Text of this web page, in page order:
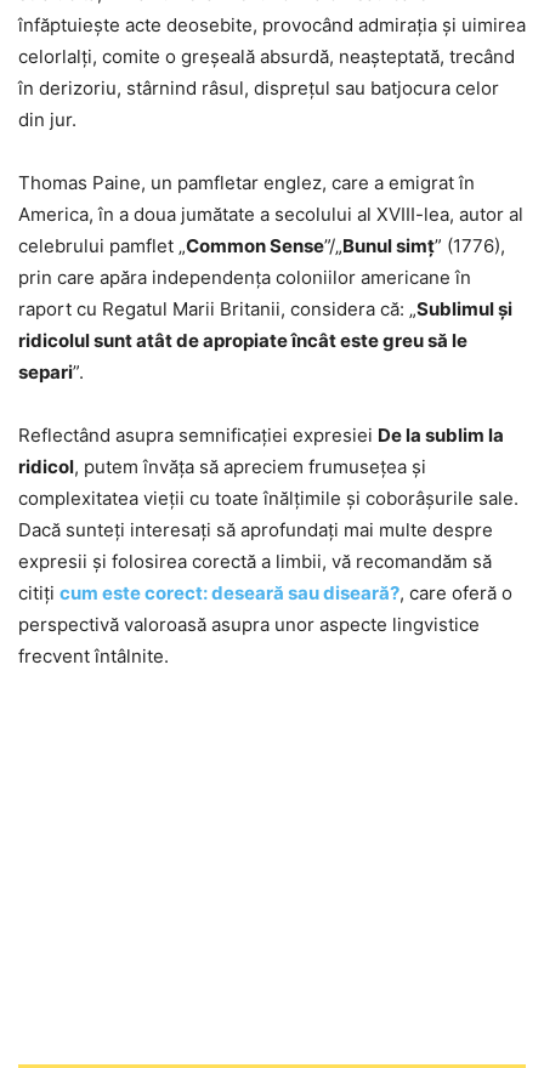
înfăptuiește acte deosebite, provocând admirația și uimirea
celorlalți, comite o greșeală absurdă, neașteptată, trecând
în derizoriu, stârnind râsul, disprețul sau batjocura celor
din jur.
Thomas Paine, un pamfletar englez, care a emigrat în
America, în a doua jumătate a secolului al XVIII-lea, autor al
celebrului pamflet „Common Sense”/„Bunul simț” (1776),
prin care apăra independența coloniilor americane în
raport cu Regatul Marii Britanii, considera că: „Sublimul și
ridicolul sunt atât de apropiate încât este greu să le
separi”.
Reflectând asupra semnificației expresiei De la sublim la
ridicol, putem învăța să apreciem frumusețea și
complexitatea vieții cu toate înălțimile și coborâșurile sale.
Dacă sunteți interesați să aprofundați mai multe despre
expresii și folosirea corectă a limbii, vă recomandăm să
citiți cum este corect: deseară sau diseară?, care oferă o
perspectivă valoroasă asupra unor aspecte lingvistice
frecvent întâlnite.